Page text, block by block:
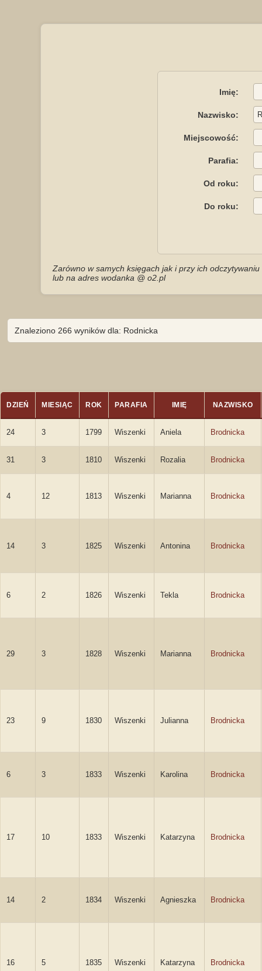
Imię:
Nazwisko:
Miejscowość:
Parafia:
Od roku:
Do roku:
Zarówno w samych księgach jak i przy ich
lub na adres wodanka @ o2.pl
Znaleziono 266 wyników dla: Rodnicka
DZIEŃ MIESIĄC ROK PARAFIA IMIĘ NAZWISKO
24 3 1799 Wiszenki Aniela Brodnicka
31 3 1810 Wiszenki Rozalia Brodnicka
4 12 1813 Wiszenki Marianna Brodnicka
14 3 1825 Wiszenki Antonina Brodnicka
6 2 1826 Wiszenki Tekla Brodnicka
29 3 1828 Wiszenki Marianna Brodnicka
23 9 1830 Wiszenki Julianna Brodnicka
6 3 1833 Wiszenki Karolina Brodnicka
17 10 1833 Wiszenki Katarzyna Brodnicka
14 2 1834 Wiszenki Agnieszka Brodnicka
16 5 1835 Wiszenki Katarzyna Brodnicka